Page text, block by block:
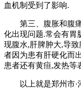
血机制受到了影响.
第三、腹胀和腹痛:
化出现问题.常会有胃
现腹水,肝脾肿大,导
者因为患有肝硬化而
患者还有黄疸,发热等
以上就是郑州市·